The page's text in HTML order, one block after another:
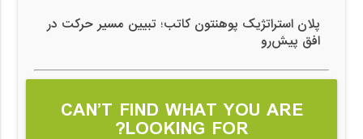
پلان استراتژیک پوهنتون کاتب؛ تبیین مسیر حرکت در
افق پیش‌رو
CAN’T FIND WHAT YOU ARE
LOOKING FOR?